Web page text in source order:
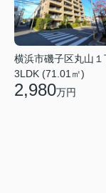
横浜市磯子区丸山１
3LDK (71.01㎡)
2,980万円